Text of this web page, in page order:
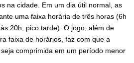
na cidade. Em um dia útil normal, as
uma faixa horária de três horas (6h
20h, pico tarde). O jogo, além de
faixa de horários, faz com que a
comprimida em um período menor